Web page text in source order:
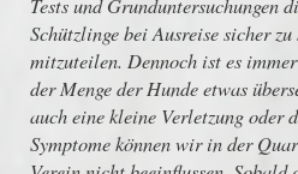
Schützlinge bei Ausreise sicher
mitzuteilen. Dennoch ist es
der Menge der Hunde etwas
auch eine kleine Verletzung oder
Symptome können wir in der